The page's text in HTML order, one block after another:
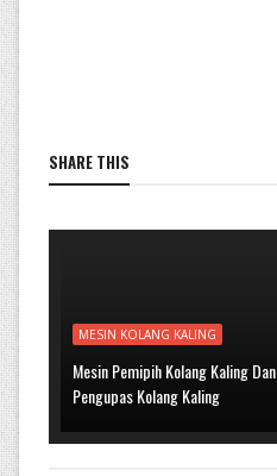
SHARE THIS
MESIN KOLANG KALING
Mesin Pemipih Kolang Kaling Dan
Pengupas Kolang Kaling